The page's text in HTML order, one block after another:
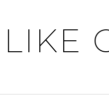
LIKE